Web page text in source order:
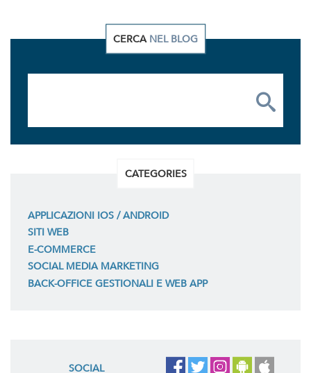
CERCA NEL BLOG
CATEGORIES
APPLICAZIONI IOS / ANDROID
SITI WEB
E-COMMERCE
SOCIAL MEDIA MARKETING
BACK-OFFICE GESTIONALI E WEB APP
SOCIAL